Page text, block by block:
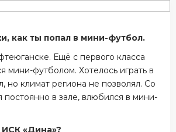
как ты попал в мини-футбол.
Ещё с первого класса
мини-футболом. Хотелось играть в
но климат региона не позволял. Со
постоянно в зале, влюбился в мини-
ИСК «Дина»?